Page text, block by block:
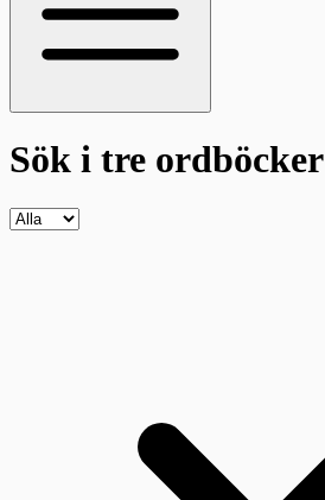
Sök i tre ordböcker